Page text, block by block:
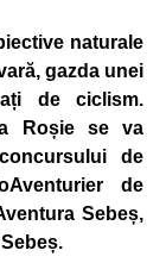
naturale
gazda unei
de ciclism.
Roșie se va
de
de
Sebeș,